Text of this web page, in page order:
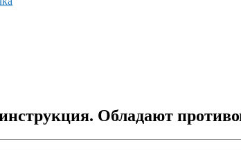
Обладают